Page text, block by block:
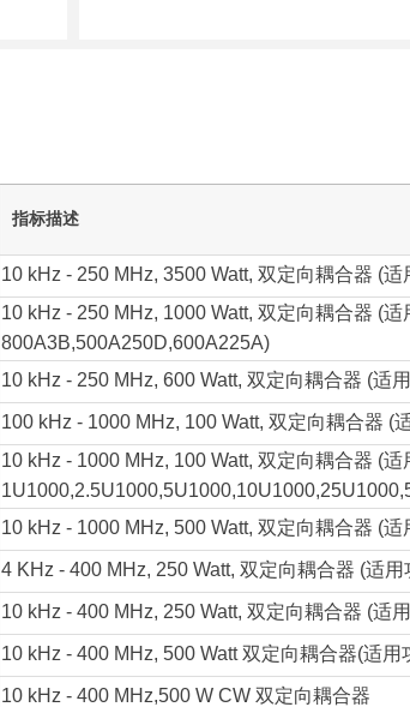
指标描述
10 kHz - 250 MHz, 3500 Watt, 双定向耦合器 (
10 kHz - 250 MHz, 1000 Watt, 双定向耦合器 (适
800A3B,500A250D,600A225A)
10 kHz - 250 MHz, 600 Watt, 双定向耦合器 (适
100 kHz - 1000 MHz, 100 Watt, 双定向耦合器 (
10 kHz - 1000 MHz, 100 Watt, 双定向耦合器 (适
10 kHz - 1000 MHz, 500 Watt, 双定向耦合器 (
4 KHz - 400 MHz, 250 Watt, 双定向耦合器 (适
10 kHz - 400 MHz, 250 Watt, 双定向耦合器 (适
10 kHz - 400 MHz, 500 Watt双定向耦合器(适用
10 kHz - 400 MHz,500 W CW 双定向耦合器